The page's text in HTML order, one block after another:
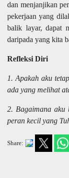
dan menjanjikan
pekerjaan yang
balik layar, dapat
daripada yang kita
Refleksi Diri
1. Apakah aku
ada yang melihat
2. Bagaimana aku
peran kecil yang
Share: